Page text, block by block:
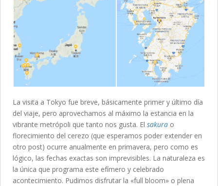
La visita a Tokyo fue breve, básicamente primer y último día
del viaje, pero aprovechamos al máximo la estancia en la
vibrante metrópoli que tanto nos gusta. El sakura o
florecimiento del cerezo (que esperamos poder extender en
otro post) ocurre anualmente en primavera, pero como es
lógico, las fechas exactas son imprevisibles. La naturaleza es
la única que programa este efímero y celebrado
acontecimiento. Pudimos disfrutar la «full bloom» o plena